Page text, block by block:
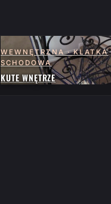
WEWNĘTRZNA · KLATKA
SCHODOWA
KUTE WNĘTRZE